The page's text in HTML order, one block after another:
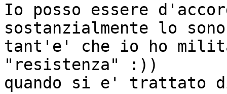
Io posso essere
sostanzialmente lo sono
tant'e' che io ho
"resistenza" :))
quando si e' trattato